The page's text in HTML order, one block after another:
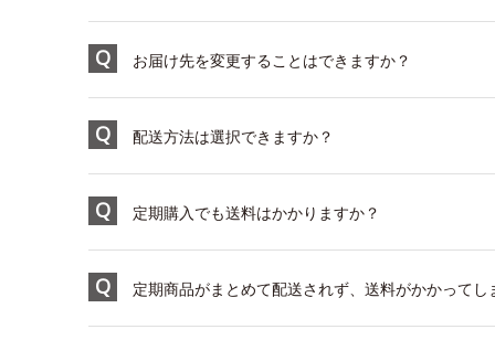
お届け先を変更することはできますか？
配送方法は選択できますか？
定期購入でも送料はかかりますか？
定期商品がまとめて配送されず、送料がかかってし